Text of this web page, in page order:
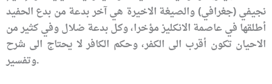
نجيفي (جغرافي) والصيغة الاخيرة هي آخر بدعة من بدع الحفيد
أطلقها في عاصمة الانكليز مؤخرا، وكل بدعة ضلال وفي كثير من
الاحيان تكون أقرب الى الكفر، وحكم الكافر لا يحتاج الى شرح
وتفسير.